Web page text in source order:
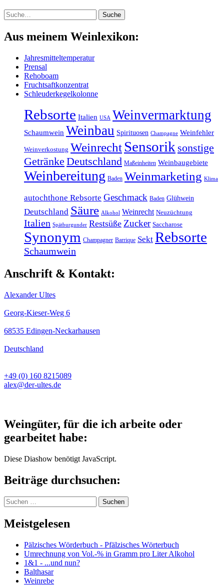
Suche Suche
Aus meinem Weinlexikon:
Jahresmitteltemperatur
Prensal
Rehoboam
Fruchtsaftkonzentrat
Schleuderkegelkolonne
Rebsorte Italien USA Weinvermarktung
Schaumwein Weinbau Spirituosen Champagne Weinfehler
Weinverkostung Weinrecht Sensorik sonstige
Getränke Deutschland Maßeinheiten Weinbaugebiete
Weinbereitung Baden Weinmarketing Klima
autochthone Rebsorte Geschmack Baden Glühwein
Deutschland Säure Alkohol Weinrecht Neuzüchtung
Italien Spätburgunder Restsüße Zucker Saccharose
Synonym Champagner Barrique Sekt Rebsorte
Schaumwein
Anschrift & Kontakt:
Alexander Ultes
Georg-Kieser-Weg 6
68535 Edingen-Neckarhausen
Deutschland
+49 (0) 160 8215089
alex@der-ultes.de
Weingüter, für die ich arbeite oder
gearbeitet habe:
Diese Diashow benötigt JavaScript.
Beiträge durchsuchen:
Suchen
nach:
Meistgelesen
Pälzisches Wörderbuch - Pfälzisches Wörterbuch
Umrechnung von Vol.-% in Gramm pro Liter Alkohol
1&1 - ...und nun?
Balthasar
Weinrebe